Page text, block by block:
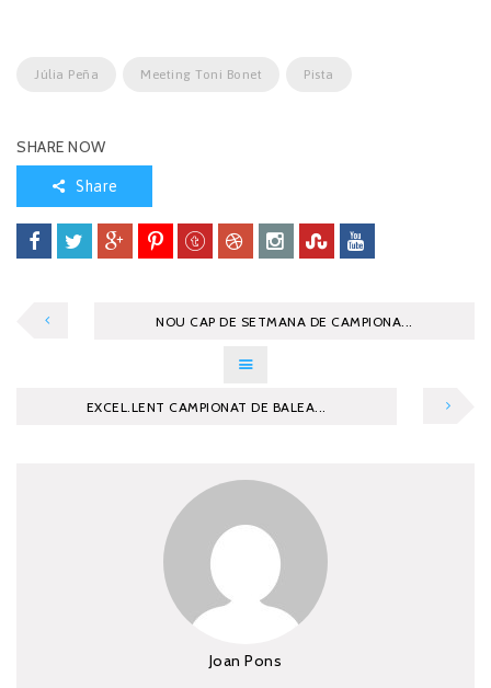
Júlia Peña Meeting Toni Bonet Pista
SHARE NOW
Share
NOU CAP DE SETMANA DE CAMPIONA...
EXCEL.LENT CAMPIONAT DE BALEA...
Joan Pons